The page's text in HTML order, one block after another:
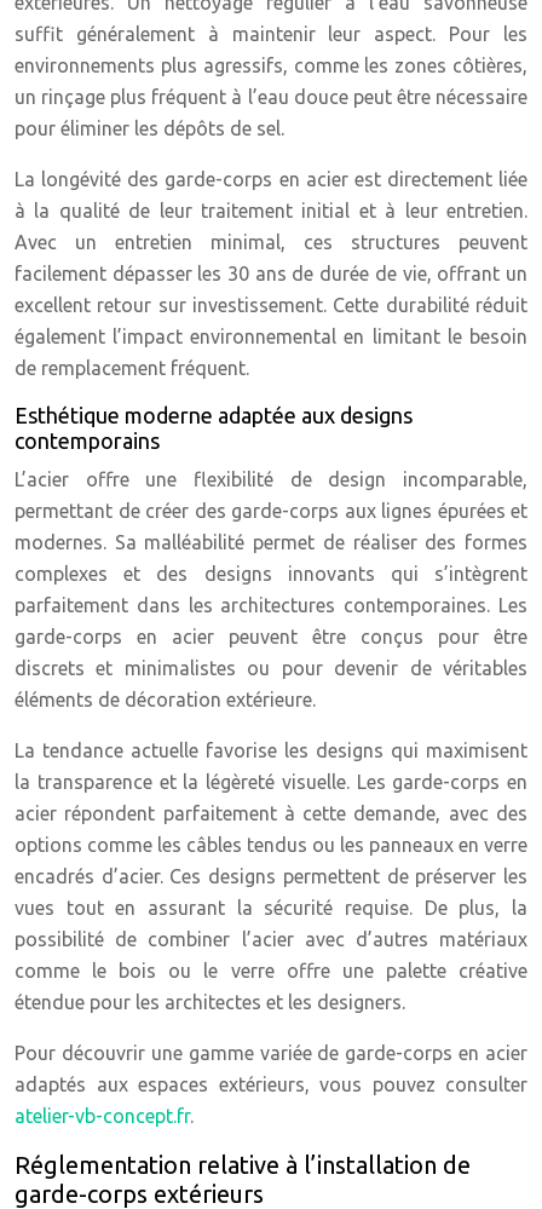
suffit généralement à maintenir leur aspect. Pour les
environnements plus agressifs, comme les zones côtières,
un rinçage plus fréquent à l’eau douce peut être nécessaire
pour éliminer les dépôts de sel.
La longévité des garde-corps en acier est directement liée
à la qualité de leur traitement initial et à leur entretien.
Avec un entretien minimal, ces structures peuvent
facilement dépasser les 30 ans de durée de vie, offrant un
excellent retour sur investissement. Cette durabilité réduit
également l’impact environnemental en limitant le besoin
de remplacement fréquent.
Esthétique moderne adaptée aux designs
contemporains
L’acier offre une flexibilité de design incomparable,
permettant de créer des garde-corps aux lignes épurées et
modernes. Sa malléabilité permet de réaliser des formes
complexes et des designs innovants qui s’intègrent
parfaitement dans les architectures contemporaines. Les
garde-corps en acier peuvent être conçus pour être
discrets et minimalistes ou pour devenir de véritables
éléments de décoration extérieure.
La tendance actuelle favorise les designs qui maximisent
la transparence et la légèreté visuelle. Les garde-corps en
acier répondent parfaitement à cette demande, avec des
options comme les câbles tendus ou les panneaux en verre
encadrés d’acier. Ces designs permettent de préserver les
vues tout en assurant la sécurité requise. De plus, la
possibilité de combiner l’acier avec d’autres matériaux
comme le bois ou le verre offre une palette créative
étendue pour les architectes et les designers.
Pour découvrir une gamme variée de garde-corps en acier
adaptés aux espaces extérieurs, vous pouvez consulter
atelier-vb-concept.fr.
Réglementation relative à l’installation de
garde-corps extérieurs